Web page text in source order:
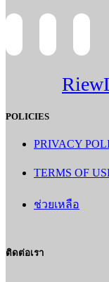
POLICIES
PRIVACY
TERMS OF
ช่วยเหลือ
ติดต่อเรา